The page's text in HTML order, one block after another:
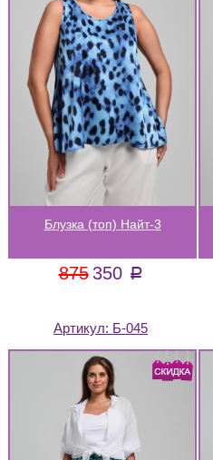
Блузка (топ) Найт-3
875 350 a
Артикул: Б-045